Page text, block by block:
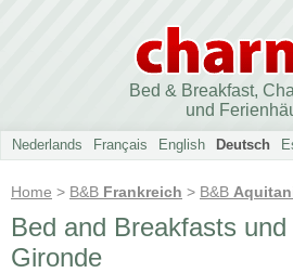
Bed & Breakfast,
und
Nederlands Français English Deutsch
Home > B&B Frankreich > B&B
Bed and Breakfasts
Gironde